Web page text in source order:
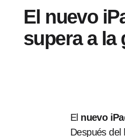
El nuevo
supera a la
El nuevo
Después del